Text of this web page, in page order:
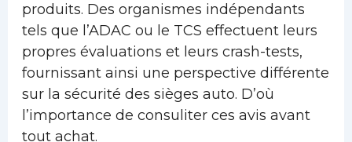
produits. Des organismes indépendants
tels que l’ADAC ou le TCS effectuent leurs
propres évaluations et leurs crash-tests,
fournissant ainsi une perspective différente
sur la sécurité des sièges auto. D’où
l’importance de consuliter ces avis avant
tout achat.